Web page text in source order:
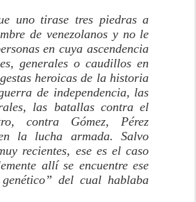
uno tirase tres piedras a
de venezolanos y no le
en cuya ascendencia
generales o caudillos en
heroicas de la historia
de independencia, las
las batallas contra el
contra Gómez, Pérez
la lucha armada. Salvo
recientes, ese es el caso
allí se encuentre ese
del cual hablaba